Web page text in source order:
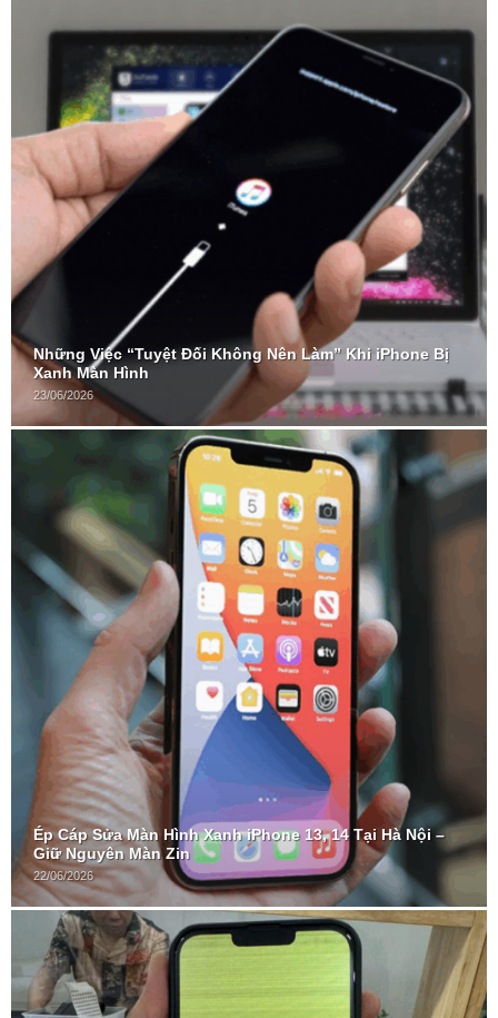
Những Việc “Tuyệt Đối Không Nên Làm” Khi iPhone Bị
Xanh Màn Hình
23/06/2026
Ép Cáp Sửa Màn Hình Xanh iPhone 13, 14 Tại Hà Nội –
Giữ Nguyên Màn Zin
22/06/2026